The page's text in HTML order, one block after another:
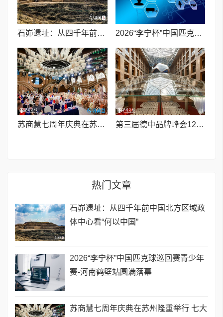
石峁遗址：从四千年前中国北方区域政体中心看“何以中国” 2026“李宁杯”中国匹克球巡回赛青少年赛-河南鹤壁站圆满落幕
苏商慧七周年庆典在苏州隆重举行 七大联创共启发展新篇章 第三届德中品牌峰会12月将在柏林举办，聚焦人工智能时代品牌全球化发展
热门文章
石峁遗址：从四千年前中国北方区域政
体中心看“何以中国”
2026“李宁杯”中国匹克球巡回赛青少年
赛-河南鹤壁站圆满落幕
苏商慧七周年庆典在苏州隆重举行 七大